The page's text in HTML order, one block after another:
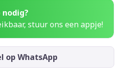
stuur ons een appje!
op WhatsApp